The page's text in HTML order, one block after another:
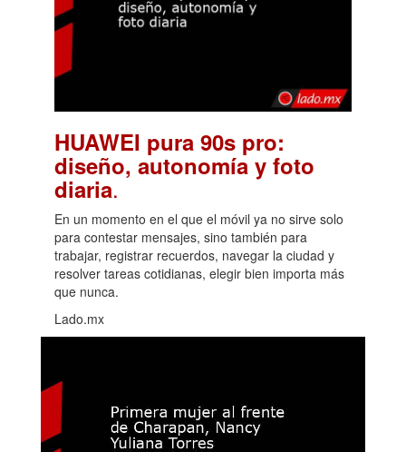
HUAWEI pura 90s pro:
diseño, autonomía y foto
diaria.
En un momento en el que el móvil ya no sirve solo
para contestar mensajes, sino también para
trabajar, registrar recuerdos, navegar la ciudad y
resolver tareas cotidianas, elegir bien importa más
que nunca.
Lado.mx